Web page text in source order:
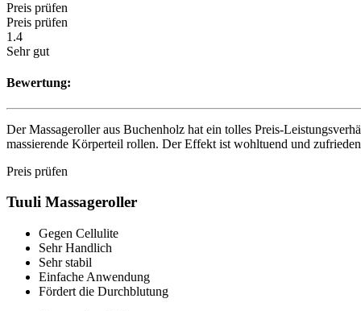
Preis prüfen
Preis prüfen
1.4
Sehr gut
Bewertung:
Der Massageroller aus Buchenholz hat ein tolles Preis-
massierende Körperteil rollen. Der Effekt ist wohltuend und
Preis prüfen
Tuuli Massageroller
Gegen Cellulite
Sehr Handlich
Sehr stabil
Einfache Anwendung
Fördert die Durchblutung